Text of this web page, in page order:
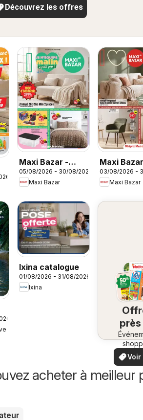
Découvrez les offres
Maxi Bazar -
Brochure
05/08/2026 - 30/08/2026
Maxi Bazar
Maxi Bazar
catalogue
03/08/2026 -
Maxi Bazar
Ixina catalogue
01/08/2026 - 31/08/2026
Ixina
Voir
acheter à meilleur